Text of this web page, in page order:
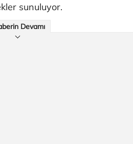
sunuluyor.
Devamı